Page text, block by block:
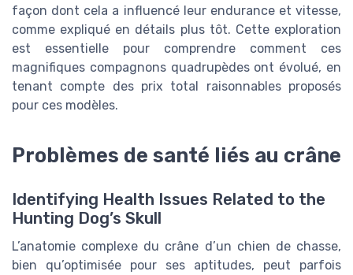
façon dont cela a influencé leur endurance et vitesse,
comme expliqué en détails plus tôt. Cette exploration
est essentielle pour comprendre comment ces
magnifiques compagnons quadrupèdes ont évolué, en
tenant compte des prix total raisonnables proposés
pour ces modèles.
Problèmes de santé liés au crâne
Identifying Health Issues Related to the
Hunting Dog’s Skull
L’anatomie complexe du crâne d’un chien de chasse,
bien qu’optimisée pour ses aptitudes, peut parfois